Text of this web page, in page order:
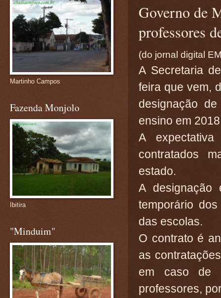
Governo de
professores
(do jornal digital
A Secretaria
feira que vem,
designação
ensino em
A
contratados
estado.
A designação
temporário
das escolas.
O contrato é
as
em caso de
professores,
Martinho Campos
Fazenda Monjolo
Ibitira
"Minduim"